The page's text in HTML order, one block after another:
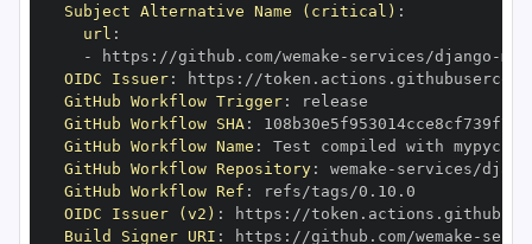
Subject Alternative Name (critical) :
url :
-
https : //github.com/wemake - services/django -
OIDC Issuer: https :
GitHub Workflow Trigger:
GitHub Workflow SHA:
GitHub Workflow Name :
GitHub Workflow Repository: wemake - services/
GitHub Workflow Ref :
OIDC Issuer (v2) : https :
Build Signer URI : https : //github.com/wemake -